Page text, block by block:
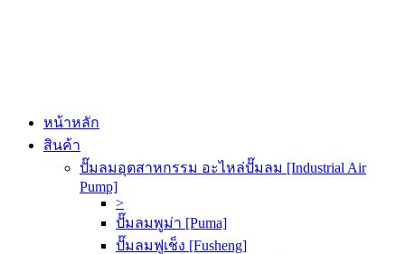
หน้าหลัก
สินค้า
ปั๊มลมอุตสาหกรรม อะไหล่ปั๊มลม [Industrial Air
Pump]
>
ปั๊มลมพูม่า [Puma]
ปั๊มลมฟูเช็ง [Fusheng]